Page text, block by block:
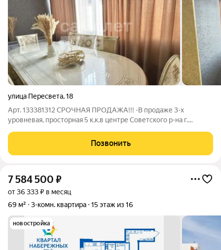
улица Пересвета,18
Арт. 133381312 СРОЧНАЯ ПРОДАЖА!!! -В продаже 3-х
уровневая, просторная 5 к.к.в центре Советского р-на г.
Характеристики: -Новый евроремонт с использованием
высококачественных материалов -Продуманная
Позвонить
7 584 500 ₽
от 36 333 ₽ в месяц
69 м²
3-комн. квартира 15 этаж из 16
новостройка